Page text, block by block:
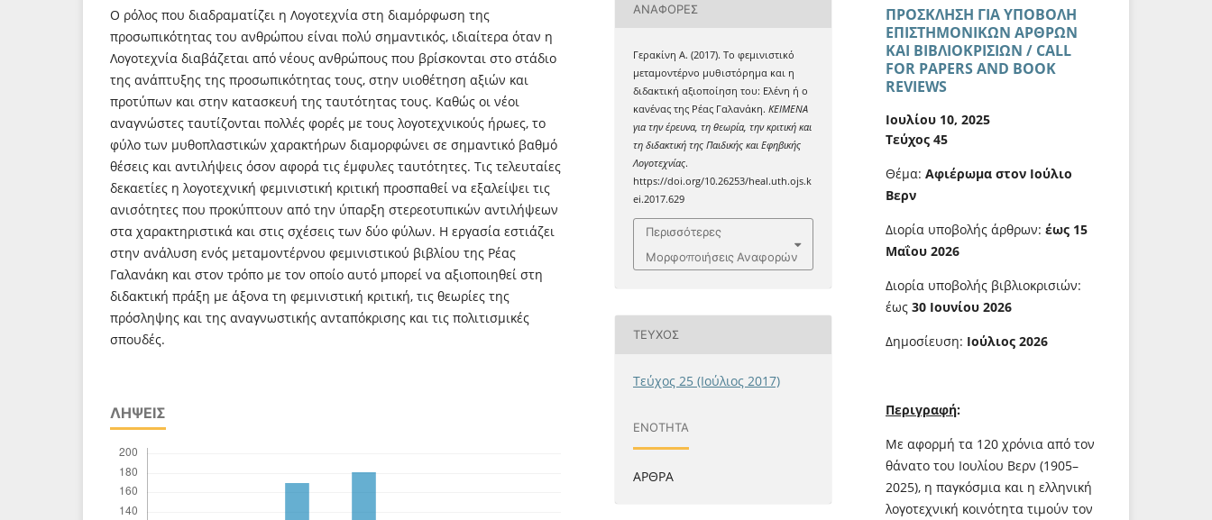
Ο ρόλος που διαδραματίζει η Λογοτεχνία στη διαμόρφωση της
προσωπικότητας του ανθρώπου είναι πολύ σημαντικός, ιδιαίτερα όταν η
Λογοτεχνία διαβάζεται από νέους ανθρώπους που βρίσκονται στο στάδιο
της ανάπτυξης της προσωπικότητας τους, στην υιοθέτηση αξιών και
προτύπων και στην κατασκευή της ταυτότητας τους. Καθώς οι νέοι
αναγνώστες ταυτίζονται πολλές φορές με τους λογοτεχνικούς ήρωες, το
φύλο των μυθοπλαστικών χαρακτήρων διαμορφώνει σε σημαντικό βαθμό
θέσεις και αντιλήψεις όσον αφορά τις έμφυλες ταυτότητες. Τις τελευταίες
δεκαετίες η λογοτεχνική φεμινιστική κριτική προσπαθεί να εξαλείψει τις
ανισότητες που προκύπτουν από την ύπαρξη στερεοτυπικών αντιλήψεων
στα χαρακτηριστικά και στις σχέσεις των δύο φύλων. Η εργασία εστιάζει
στην ανάλυση ενός μεταμοντέρνου φεμινιστικού βιβλίου της Ρέας
Γαλανάκη και στον τρόπο με τον οποίο αυτό μπορεί να αξιοποιηθεί στη
διδακτική πράξη με άξονα τη φεμινιστική κριτική, τις θεωρίες της
πρόσληψης και της αναγνωστικής ανταπόκρισης και τις πολιτισμικές
σπουδές.
ΛΉΨΕΙΣ
ΑΝΑΦΟΡΈΣ
Γερακίνη Α. (2017). Το φεμινιστικό
μεταμοντέρνο μυθιστόρημα και η
διδακτική αξιοποίηση του: Ελένη ή ο
κανένας της Ρέας Γαλανάκη.ΚΕΙΜΕΝΑ
για την έρευνα, τη θεωρία, την κριτική και
τη διδακτική της Παιδικής και Εφηβικής
Λογοτεχνίας.
https://doi.org/10.26253/heal.uth.ojs.k
ei.2017.629
Περισσότερες
Μορφοποιήσεις Αναφορών
ΤΕΎΧΟΣ
Τεύχος 25 (Ιούλιος 2017)
ΕΝΌΤΗΤΑ
ΑΡΘΡΑ
ΠΡΟΣΚΛΗΣΗ ΓΙΑ ΥΠΟΒΟΛΗ
ΕΠΙΣΤΗΜΟΝΙΚΩΝ ΑΡΘΡΩΝ
ΚΑΙ ΒΙΒΛΙΟΚΡΙΣΙΩΝ / CALL
FOR PAPERS AND BOOK
REVIEWS
Ιουλίου 10, 2025
Τεύχος 45
Θέμα: Αφιέρωμα στον Ιούλιο
Βερν
Διορία υποβολής άρθρων: έως 15
Μαΐου 2026
Διορία υποβολής βιβλιοκρισιών:
έως 30 Ιουνίου 2026
Δημοσίευση: Ιούλιος 2026
Περιγραφή:
Με αφορμή τα 120 χρόνια από τον
θάνατο του Ιουλίου Βερν (1905–
2025), η παγκόσμια και η ελληνική
λογοτεχνική κοινότητα τιμούν τον